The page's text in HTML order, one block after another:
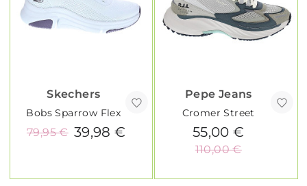
Skechers
Bobs Sparrow Flex
39,98 €
79,95 €
Pepe Jeans
Cromer Street
55,00 €
110,00 €